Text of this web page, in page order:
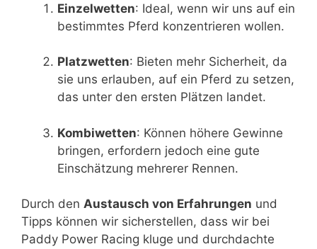
Einzelwetten: Ideal, wenn wir uns auf ein
bestimmtes Pferd konzentrieren wollen.
Platzwetten: Bieten mehr Sicherheit, da
sie uns erlauben, auf ein Pferd zu setzen,
das unter den ersten Plätzen landet.
Kombiwetten: Können höhere Gewinne
bringen, erfordern jedoch eine gute
Einschätzung mehrerer Rennen.
Durch den Austausch von Erfahrungen und
Tipps können wir sicherstellen, dass wir bei
Paddy Power Racing kluge und durchdachte